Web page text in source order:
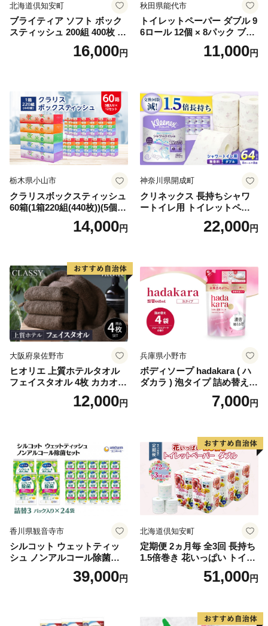
北海道倶知安町
ブライティア ソフト ボック
スティッシュ 200組 400枚 60
箱 日本製 まとめ買い ティッ
シュ リサイクル 長持 防災 常
倶知安町 日用品
16,000円
秋田県能代市
トイレットペーパー ダブル 9
6ロール 12個 × 8パック ブラ
ンカ 再生紙 100％ 芯あり 日
用品 消耗品 無香料 生活用品
11,000円
栃木県小山市
クラリスボックスティッシュ
60箱(1箱220組(440枚))(5個入
り×12セット)【1256759】
14,000円
神奈川県開成町
クリネックス 長持ちシャワ
ートイレ用 トイレットペー
パー（ダブル）64ロール(8ロ
ール×8パック) 開成町 トイレ
蓄 防災 エコ 消耗品 生活雑貨
生活用品 無香料 トイレット
ペーパー ダブル といれっと
ぺーぱー トイレ クレシア ト
イレットペーパー [BDBH002
-1]
22,000円
大阪府泉佐野市
ヒオリエ 上質ホテルタオル
フェイスタオル 4枚 カカオ
【タオル 泉州タオル 吸水 普
段使い 無地 シンプル 日用品
12,000円
兵庫県小野市
ボディソープ hadakara ( ハ
ダカラ ) 泡タイプ 詰め替え 4
40ml×4袋 ボディーソープ 泡
ボディソープ 泡 日用品 消耗
泡石鹸 石鹸 兵庫 兵庫県 小野
7,000円
香川県観音寺市
シルコット ウェットティッ
シュ ノンアルコール除菌詰
替（43枚×3P）×24袋 日用品
おもちゃ 拭き取り 手拭き 外
39,000円
北海道倶知安町
定期便 2ヵ月毎 全3回 長持ち
1.5倍巻き 花いっぱい トイレ
ットペーパー ダブル 45ｍ 計
72ロール 全18種 花柄 プリン
ー 消耗品 備蓄 送料無料 北海
51,000円